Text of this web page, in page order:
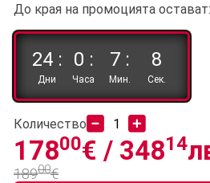
До края на промоцията остават:
24 :
Дни
0 :
Часа
7 :
Мин.
7
Сек.
Количество
17800€ / 34814
18900€